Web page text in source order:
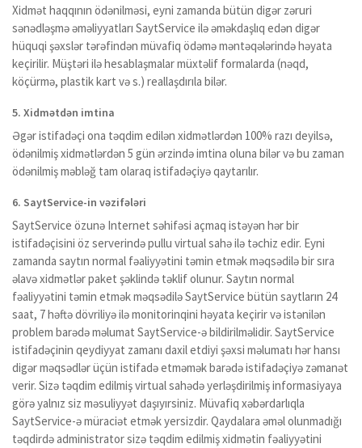
Xidmət haqqının ödənilməsi, eyni zamanda bütün digər zəruri
sənədləşmə əməliyyatları SaytService ilə əməkdaşlıq edən digər
hüquqi şəxslər tərəfindən müvafiq ödəmə məntəqələrində həyata
keçirilir. Müştəri ilə hesablaşmalar müxtəlif formalarda (nəqd,
köçürmə, plastik kart və s.) reallaşdırıla bilər.
5. Xidmətdən imtina
Əgər istifadəçi ona təqdim edilən xidmətlərdən 100% razı deyilsə,
ödənilmiş xidmətlərdən 5 gün ərzində imtina oluna bilər və bu zaman
ödənilmiş məbləğ tam olaraq istifadəçiyə qaytarılır.
6. SaytService-in vəzifələri
SaytService özunə Internet səhifəsi açmaq istəyən hər bir
istifadəçisini öz serverində pullu virtual sahə ilə təchiz edir. Eyni
zamanda saytın normal fəaliyyətini təmin etmək məqsədilə bir sıra
əlavə xidmətlər paket şəklində təklif olunur. Saytın normal
fəaliyyətini təmin etmək məqsədilə SaytService bütün saytların 24
saat, 7 həftə dövriliyə ilə monitorinqini həyata keçirir və istənilən
problem barədə məlumat SaytService-ə bildirilməlidir. SaytService
istifadəçinin qeydiyyat zamanı daxil etdiyi şəxsi məlumatı hər hansı
digər məqsədlər üçün istifadə etməmək barədə istifadəçiyə zəmanət
verir. Sizə təqdim edilmiş virtual sahədə yerləşdirilmiş informasiyaya
görə yalnız siz məsuliyyət daşıyırsiniz. Müvafiq xəbərdarlıqla
SaytService-ə müraciət etmək yersizdir. Qaydalara əməl olunmadığı
təqdirdə administrator sizə təqdim edilmiş xidmətin fəaliyyətini